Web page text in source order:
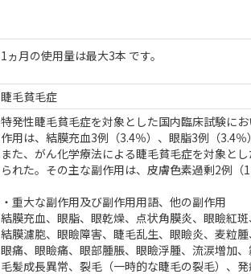
1ヵ月の使用量は最大3本 です。
睫毛貧毛症
特発性睫毛貧毛症を対象とした国内臨床試験に
作用は、結膜充血3例（3.4％）、眼脂3例（3.4
また、がん化学療法による睫毛貧毛症を対象と
られた。その主な副作用は、皮膚色素過剰2例（
・重大な副作用及び副作用用語、他の副作用
結膜充血、眼脂、眼乾燥、点状角膜炎、眼瞼紅
結膜濾胞、眼瞼障害、睫毛乱生、眼瞼炎、麦粒
眼痛、眼瞼痛、眼部腫脹、眼瞼浮腫、流涙増加
毛髪成長異常、裂毛（一時的な睫毛の裂毛）、